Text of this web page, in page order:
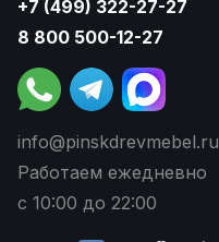
+7 (499) 322-27-27
8 800 500-12-27
info@pinskdrevmebel.ru
Работаем ежедневно
с 10:00 до 22:00